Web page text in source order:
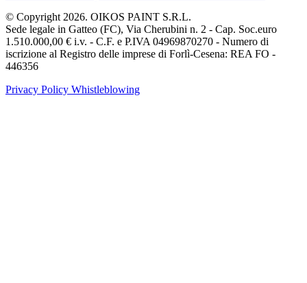
© Copyright 2026. OIKOS PAINT S.R.L.
Sede legale in Gatteo (FC), Via Cherubini n. 2 - Cap. Soc.euro
1.510.000,00 € i.v. - C.F. e P.IVA 04969870270 - Numero di
iscrizione al Registro delle imprese di Forlì-Cesena: REA FO -
446356
Privacy Policy Whistleblowing